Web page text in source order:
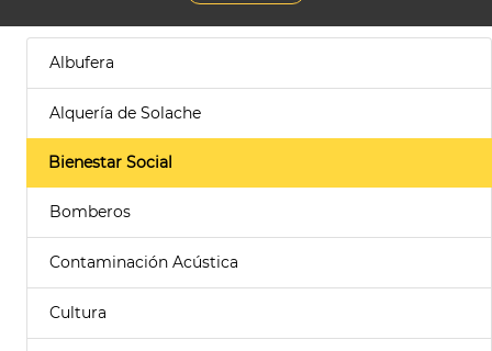
Albufera
Alquería de Solache
Bienestar Social
Bomberos
Contaminación Acústica
Cultura